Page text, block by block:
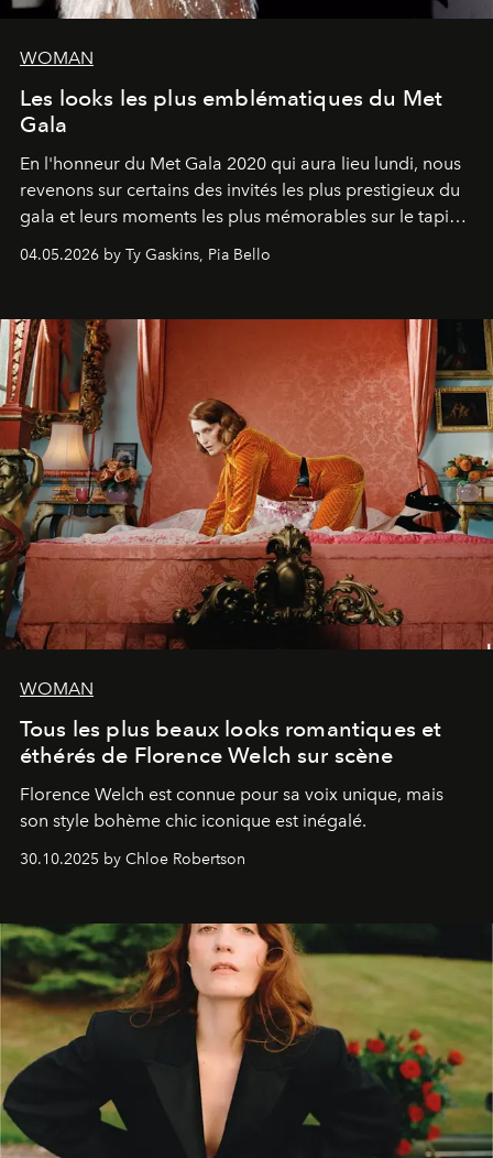
WOMAN
Les looks les plus emblématiques du Met
Gala
En l'honneur du Met Gala 2020 qui aura lieu lundi, nous
revenons sur certains des invités les plus prestigieux du
gala et leurs moments les plus mémorables sur le tapis
04.05.2026 by Ty Gaskins, Pia Bello
WOMAN
Tous les plus beaux looks romantiques et
éthérés de Florence Welch sur scène
Florence Welch est connue pour sa voix unique, mais
son style bohème chic iconique est inégalé.
30.10.2025 by Chloe Robertson